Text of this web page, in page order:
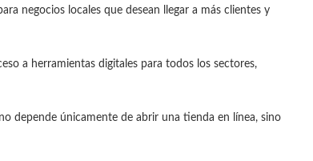
negocios locales que desean llegar a más clientes y
a herramientas digitales para todos los sectores,
depende únicamente de abrir una tienda en línea, sino